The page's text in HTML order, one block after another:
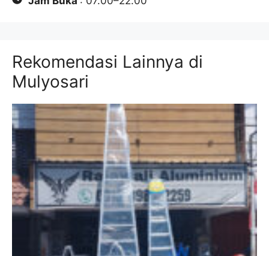
Rekomendasi Lainnya di
Mulyosari